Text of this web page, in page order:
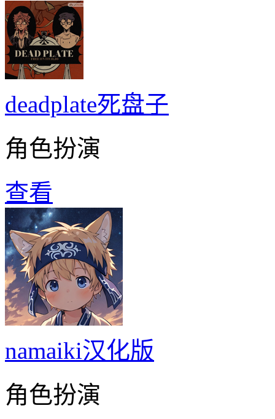
deadplate死盘子
角色扮演
查看
namaiki汉化版
角色扮演